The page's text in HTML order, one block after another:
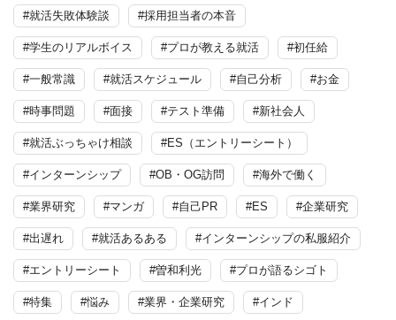
#就活失敗体験談 #採用担当者の本音
#学生のリアルボイス #プロが教える就活 #初任給
#一般常識 #就活スケジュール #自己分析 #お金
#時事問題 #面接 #テスト準備 #新社会人
#就活ぶっちゃけ相談 #ES（エントリーシート）
#インターンシップ #OB・OG訪問 #海外で働く
#業界研究 #マンガ #自己PR #ES #企業研究
#出遅れ #就活あるある #インターンシップの私服紹介
#エントリーシート #曽和利光 #プロが語るシゴト
#特集 #悩み #業界・企業研究 #インド